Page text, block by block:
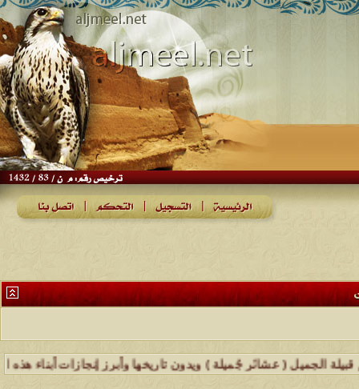
جُميلة ) ويدون تاريخها وأبرز إنجازات أبناء هذه القبيلة